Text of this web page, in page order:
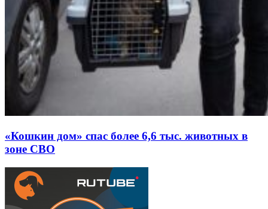
«Кошкин дом» спас более 6,6 тыс. животных в
зоне СВО